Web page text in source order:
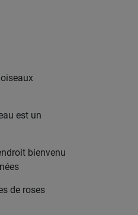
est un
bienvenu
de roses